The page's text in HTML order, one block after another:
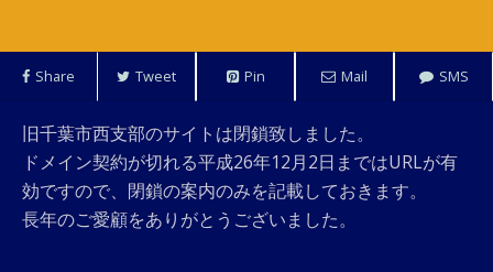
Share Tweet Pin Mail SMS
旧千葉市西支部のサイトは閉鎖致しました。
ドメイン契約が切れる平成26年12月2日まではURLが有
効ですので、閉鎖の案内のみを記載しておきます。
長年のご愛顧をありがとうございました。